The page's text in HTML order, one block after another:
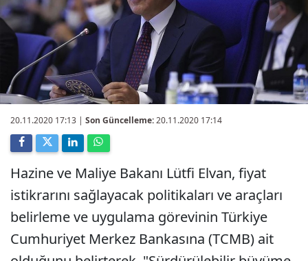
20.11.2020 17:13 | Son Güncelleme:20.11.2020 17:14
Hazine ve Maliye Bakanı Lütfi Elvan, fiyat
istikrarını sağlayacak politikaları ve araçları
belirleme ve uygulama görevinin Türkiye
Cumhuriyet Merkez Bankasına (TCMB) ait